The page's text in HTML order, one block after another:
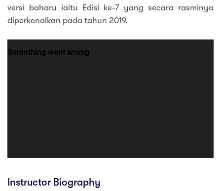
versi baharu iaitu Edisi ke-7 yang secara rasminya
diperkenalkan pada tahun 2019.
Instructor Biography